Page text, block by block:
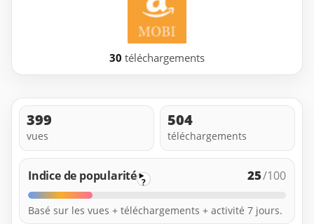
30 téléchargements
399
vues
504
téléchargements
Indice de popularité ? 25/100
Basé sur les vues + téléchargements + activité 7 jours.